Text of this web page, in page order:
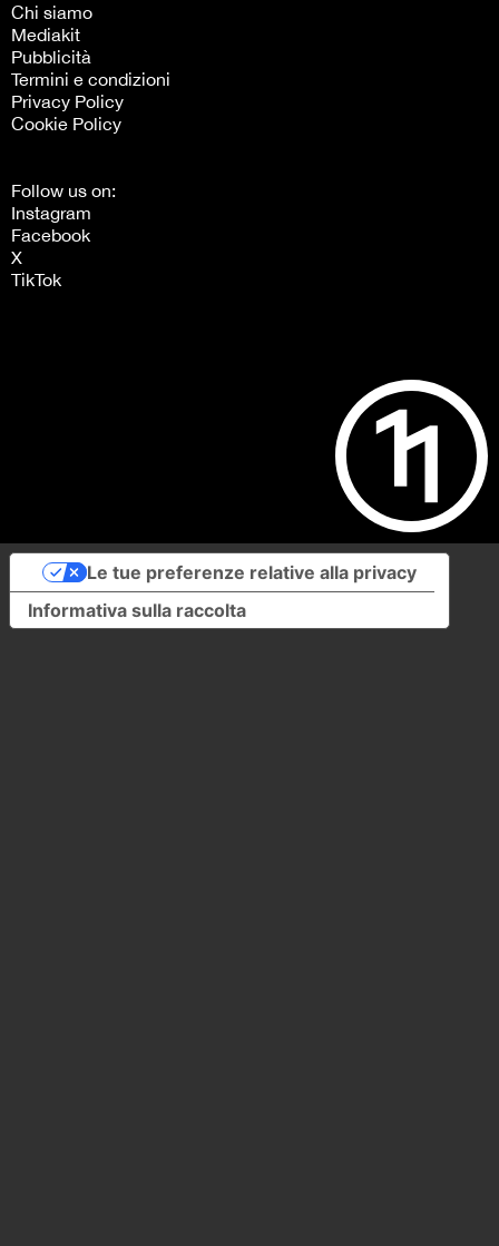
Chi siamo
Mediakit
Pubblicità
Termini e condizioni
Privacy Policy
Cookie Policy
Follow us on:
Instagram
Facebook
X
TikTok
Informativa sulla raccolta
Le tue preferenze relative alla privacy